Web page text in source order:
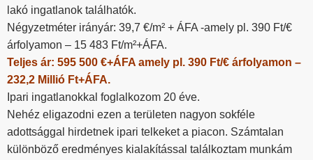
lakó ingatlanok találhatók.
Négyzetméter irányár: 39,7 €/m² + ÁFA -amely pl. 390 Ft/€
árfolyamon – 15 483 Ft/m²+ÁFA.
Teljes ár: 595 500 €+ÁFA amely pl. 390 Ft/€ árfolyamon –
232,2 Millió Ft+ÁFA.
Ipari ingatlanokkal foglalkozom 20 éve.
Nehéz eligazodni ezen a területen nagyon sokféle
adottsággal hirdetnek ipari telkeket a piacon. Számtalan
különböző eredményes kialakítással találkoztam munkám